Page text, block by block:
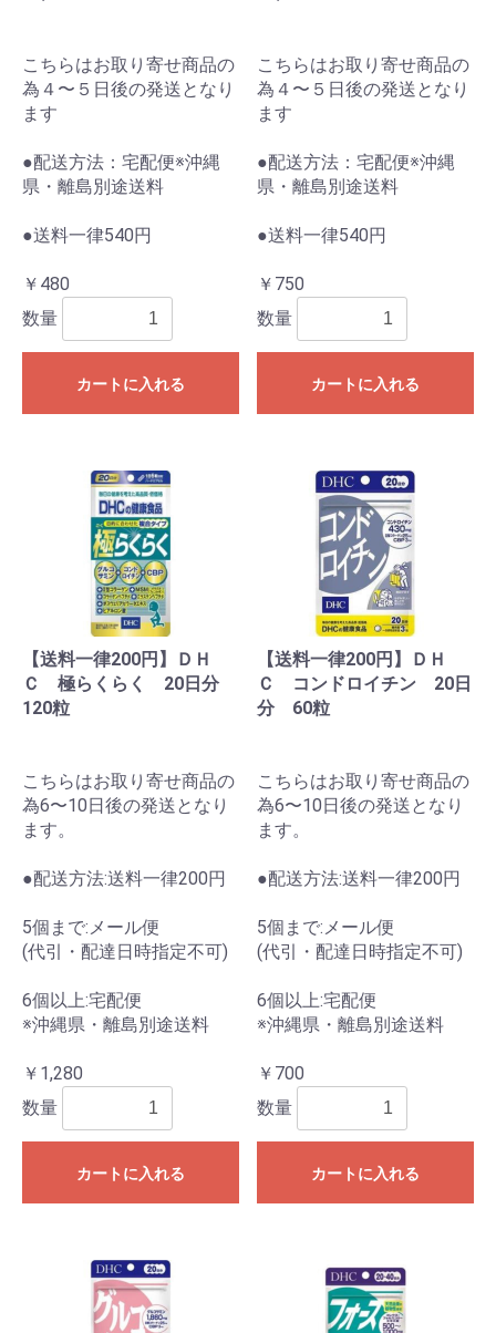
こちらはお取り寄せ商品の
為４〜５日後の発送となり
ます
●配送方法：宅配便※沖縄
県・離島別途送料
●送料一律540円
￥480
数量
カートに入れる
こちらはお取り寄せ商品の
為４〜５日後の発送となり
ます
●配送方法：宅配便※沖縄
県・離島別途送料
●送料一律540円
￥750
数量
カートに入れる
【送料一律200円】ＤＨ
Ｃ 極らくらく 20日分
120粒
こちらはお取り寄せ商品の
為6〜10日後の発送となり
ます。
●配送方法:送料一律200円
5個まで:メール便
(代引・配達日時指定不可)
6個以上:宅配便
※沖縄県・離島別途送料
￥1,280
数量
カートに入れる
【送料一律200円】ＤＨ
Ｃ コンドロイチン 20日
分 60粒
こちらはお取り寄せ商品の
為6〜10日後の発送となり
ます。
●配送方法:送料一律200円
5個まで:メール便
(代引・配達日時指定不可)
6個以上:宅配便
※沖縄県・離島別途送料
￥700
数量
カートに入れる